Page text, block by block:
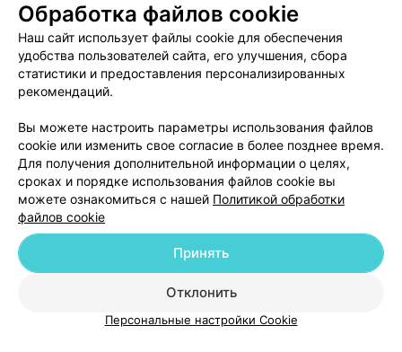
Медицинский маркетинг
Публичный договор
Пользовательское соглашение
Способы оплаты
Вакансии
Партнеры
Написать руководителю 103.by
Персональные настройки cookie
Обработка персональных данных
Обработка файлов cookie
Наш сайт использует файлы cookie для обеспечения
удобства пользователей сайта, его улучшения, сбора
статистики и предоставления персонализированных
рекомендаций.
Вы можете настроить параметры использования файлов
cookie или изменить свое согласие в более позднее время.
Для получения дополнительной информации о целях,
сроках и порядке использования файлов cookie вы
можете ознакомиться с нашей Политикой обработки
файлов cookie
Отклонить
Принять
Персональные настройки Cookie